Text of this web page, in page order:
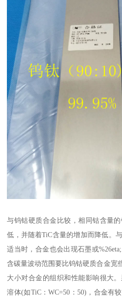
与钨钴硬质合金比较，相同钴含量
低，并随着TiC含量的增加而降低。
适当时，合金也会出现石墨或
含碳量波动范围要比钨钴硬质合金宽
大小对合金的组织和性能影响很大
溶体(如TiC：WC=50：50)，合金有